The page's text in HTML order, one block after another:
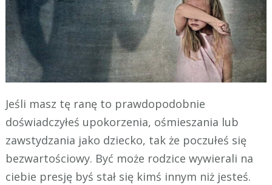
Jeśli masz tę ranę to prawdopodobnie
doświadczyłeś upokorzenia, ośmieszania lub
zawstydzania jako dziecko, tak że poczułeś się
bezwartościowy. Być może rodzice wywierali na
ciebie presję byś stał się kimś innym niż jesteś.